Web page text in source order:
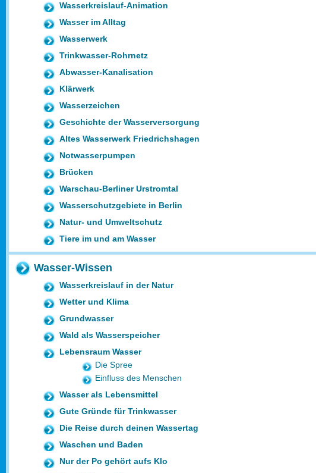
Wasserkreislauf-Animation
Wasser im Alltag
Wasserwerk
Trinkwasser-Rohrnetz
Abwasser-Kanalisation
Klärwerk
Wasserzeichen
Geschichte der Wasserversorgung
Altes Wasserwerk Friedrichshagen
Notwasserpumpen
Brücken
Warschau-Berliner Urstromtal
Wasserschutzgebiete in Berlin
Natur- und Umweltschutz
Tiere im und am Wasser
Wasser-Wissen
Wasserkreislauf in der Natur
Wetter und Klima
Grundwasser
Wald als Wasserspeicher
Lebensraum Wasser
Die Spree
Einfluss des Menschen
Wasser als Lebensmittel
Gute Gründe für Trinkwasser
Die Reise durch deinen Wassertag
Waschen und Baden
Nur der Po gehört aufs Klo